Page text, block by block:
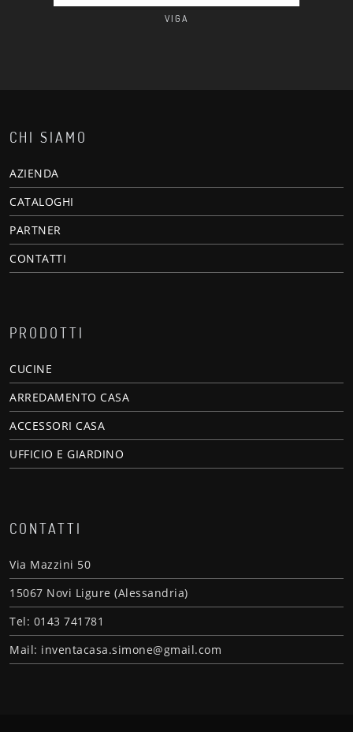
VIGA
CHI SIAMO
AZIENDA
CATALOGHI
PARTNER
CONTATTI
PRODOTTI
CUCINE
ARREDAMENTO CASA
ACCESSORI CASA
UFFICIO E GIARDINO
CONTATTI
Via Mazzini 50
15067 Novi Ligure (Alessandria)
Tel: 0143 741781
Mail: inventacasa.simone@gmail.com